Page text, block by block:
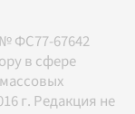
ФС77-67642
в сфере
г. Редакция не